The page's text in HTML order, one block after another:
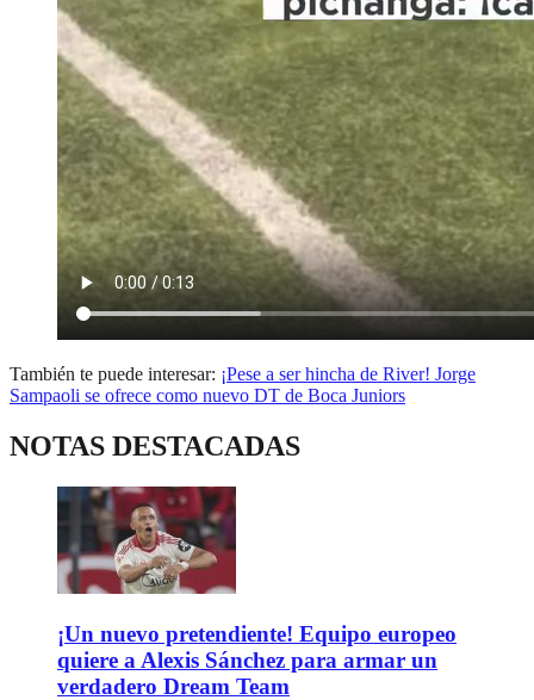
También te puede interesar: ¡Pese a ser hincha de River! Jorge
Sampaoli se ofrece como nuevo DT de Boca Juniors
NOTAS DESTACADAS
¡Un nuevo pretendiente! Equipo europeo
quiere a Alexis Sánchez para armar un
verdadero Dream Team